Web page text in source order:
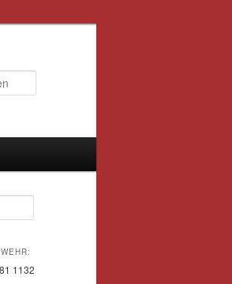
1132